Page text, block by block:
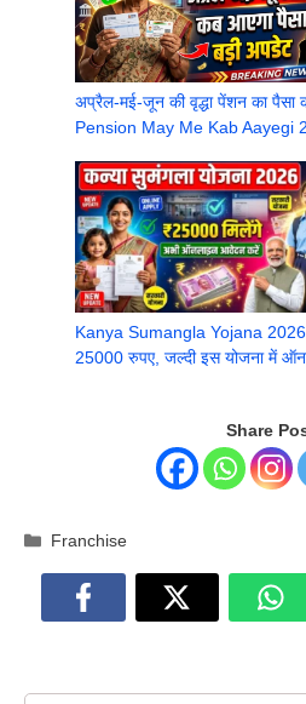
अप्रैल-मई-जून की वृद्धा पेंशन का
Pension May Me Kab Aayegi
Kanya Sumangla Yojana 2026
25000 रुपए, जल्दी इस योजना में
Share
Categories
Franchise